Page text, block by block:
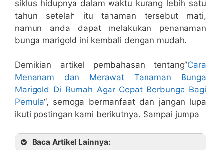
siklus hidupnya dalam waktu kurang lebih satu
tahun setelah itu tanaman tersebut mati,
namun anda dapat melakukan penanaman
bunga marigold ini kembali dengan mudah.
Demikian artikel pembahasan tentang”Cara
Menanam dan Merawat Tanaman Bunga
Marigold Di Rumah Agar Cepat Berbunga Bagi
Pemula“, semoga bermanfaat dan jangan lupa
ikuti postingan kami berikutnya. Sampai jumpa
Baca Artikel Lainnya: